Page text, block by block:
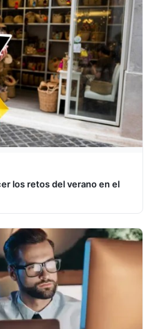
los retos del verano en el